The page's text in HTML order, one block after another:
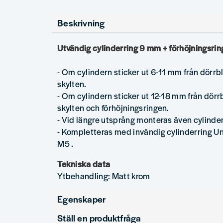
Beskrivning
Utvändig cylinderring 9 mm +
- Om cylindern sticker ut 6-11 mm från
skylten.
- Om cylindern sticker ut 12-18 mm från
skylten och förhöjningsringen.
- Vid längre utsprång monteras även
- Kompletteras med invändig cylinderring
M5.
Tekniska data
Ytbehandling: Matt krom
Egenskaper
Ytbehandling
Ställ en produktfråga